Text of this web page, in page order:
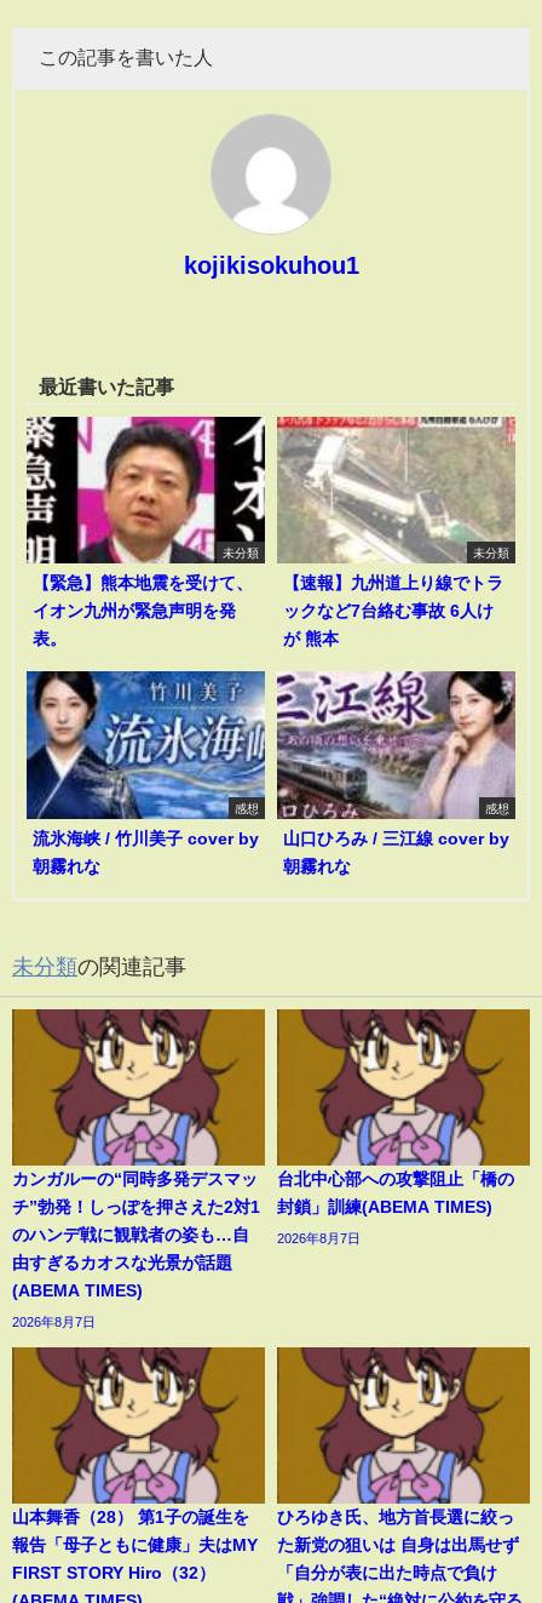
この記事を書いた人
kojikisokuhou1
最近書いた記事
未分類
【緊急】熊本地震を受けて、
イオン九州が緊急声明を発
表。
未分類
【速報】九州道上り線でトラ
ックなど7台絡む事故 6人け
が 熊本
感想
流氷海峡 / 竹川美子 cover by
朝霧れな
感想
山口ひろみ / 三江線 cover by
朝霧れな
未分類の関連記事
カンガルーの“同時多発デスマッ
チ”勃発！しっぽを押さえた2対1
のハンデ戦に観戦者の姿も…自
由すぎるカオスな光景が話題
(ABEMA TIMES)
2026年8月7日
台北中心部への攻撃阻止「橋の
封鎖」訓練(ABEMA TIMES)
2026年8月7日
山本舞香（28） 第1子の誕生を
報告「母子ともに健康」夫はMY
FIRST STORY Hiro（32）
ひろゆき氏、地方首長選に絞っ
た新党の狙いは 自身は出馬せず
「自分が表に出た時点で負け